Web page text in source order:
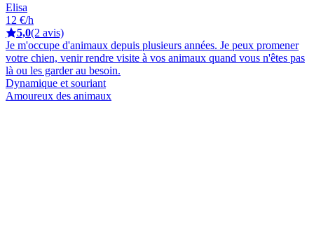
Elisa
12 €/h
5,0(2 avis)
Je m'occupe d'animaux depuis plusieurs années. Je peux promener
votre chien, venir rendre visite à vos animaux quand vous n'êtes pas
là ou les garder au besoin.
Dynamique et souriant
Amoureux des animaux